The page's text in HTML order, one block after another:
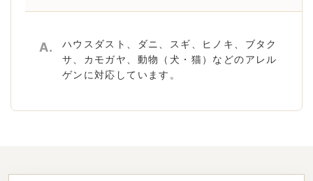
A.
ハウスダスト、ダニ、スギ、ヒノキ、ブタク
サ、カモガヤ、動物（犬・猫）などのアレル
ゲンに対応しています。